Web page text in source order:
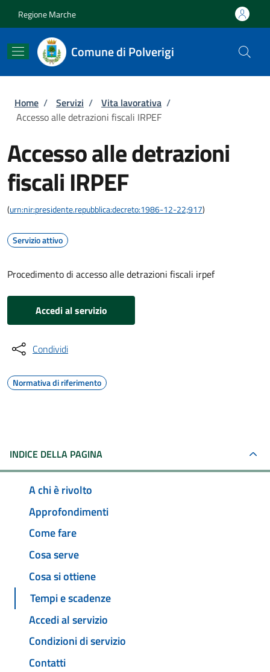
Regione Marche
Comune di Polverigi
Briciole di pane
Home / Servizi / Vita lavorativa /
Accesso alle detrazioni fiscali IRPEF
Accesso alle detrazioni
fiscali IRPEF
(urn:nir:presidente.repubblica:decreto:1986-12-22;917)
Servizio attivo
Procedimento di accesso alle detrazioni fiscali irpef
Accedi al servizio
Condividi
Normativa di riferimento
INDICE DELLA PAGINA
A chi è rivolto
Approfondimenti
Come fare
Cosa serve
Cosa si ottiene
Tempi e scadenze
Accedi al servizio
Condizioni di servizio
Contatti